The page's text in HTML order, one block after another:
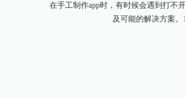
在手工制作app时，有时候会遇到打不
及可能的解决方案